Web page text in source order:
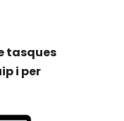
tasques
i per